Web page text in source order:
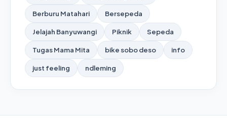
Berburu Matahari Bersepeda
Jelajah Banyuwangi Piknik Sepeda
Tugas Mama Mita bike sobo deso info
just feeling ndleming